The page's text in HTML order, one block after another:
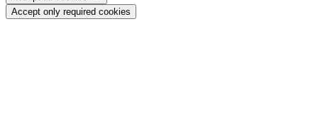
Accept only required cookies